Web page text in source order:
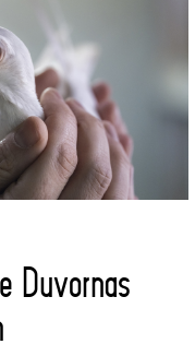
Duvornas